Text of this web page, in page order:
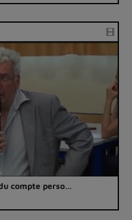
compte perso…